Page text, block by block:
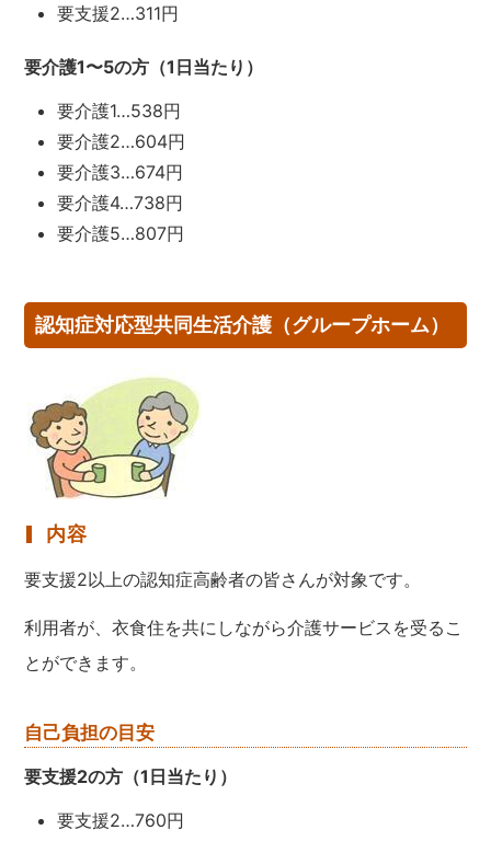
要支援2…311円
要介護1〜5の方（1日当たり）
要介護1…538円
要介護2…604円
要介護3…674円
要介護4…738円
要介護5…807円
認知症対応型共同生活介護（グループホーム）
内容
要支援2以上の認知症高齢者の皆さんが対象です。
利用者が、衣食住を共にしながら介護サービスを受るこ
とができます。
自己負担の目安
要支援2の方（1日当たり）
要支援2…760円